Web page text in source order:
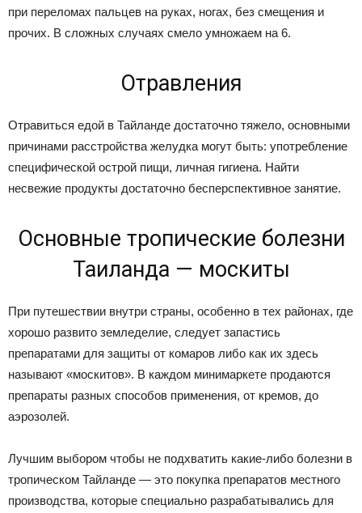
при переломах пальцев на руках, ногах, без смещения и
прочих. В сложных случаях смело умножаем на 6.
Отравления
Отравиться едой в Тайланде достаточно тяжело, основными
причинами расстройства желудка могут быть: употребление
специфической острой пищи, личная гигиена. Найти
несвежие продукты достаточно бесперспективное занятие.
Основные тропические болезни
Таиланда — москиты
При путешествии внутри страны, особенно в тех районах, где
хорошо развито земледелие, следует запастись
препаратами для защиты от комаров либо как их здесь
называют «москитов». В каждом минимаркете продаются
препараты разных способов применения, от кремов, до
аэрозолей.
Лучшим выбором чтобы не подхватить какие-либо болезни в
тропическом Тайланде — это покупка препаратов местного
производства, которые специально разрабатывались для